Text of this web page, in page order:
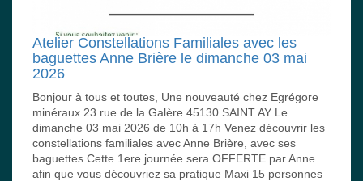
Atelier Constellations Familiales avec les
baguettes Anne Brière le dimanche 03 mai
2026
Bonjour à tous et toutes, Une nouveauté chez Egrégore
minéraux 23 rue de la Galère 45130 SAINT AY Le
dimanche 03 mai 2026 de 10h à 17h Venez découvrir les
constellations familiales avec Anne Brière, avec ses
baguettes Cette 1ere journée sera OFFERTE par Anne
afin que vous découvriez sa pratique Maxi 15 personnes